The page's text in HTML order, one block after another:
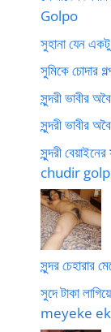
Golpo
সুহানা যেন
সুমিকে
সুন্দরী ভাবীর
সুন্দরী ভাবীর
সুন্দরী
chudir
সুন্দর চেহারার
সুদে টাকা
meyeke